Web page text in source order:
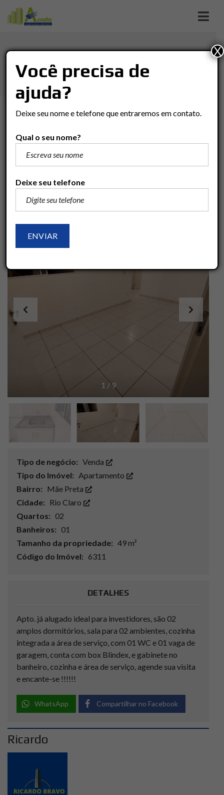
DOS PASSÁROS
Imóveis Apartamento
R$160.000
Adicionar para comparar
1 /9
Tipo de negócio: Venda
Tipo do Imóvel: Apartamento
Bairro: Mãe Preta
Cidade: Rio Claro
Quartos: 02
Banheiros: 01
Tamanho da propriedade: 49 m²
Código do Imóvel: 6311
DETALHES
Apto. já alugado ideal para investidores, são 02
amplos dormitórios, sala para 02 ambientes, cozinha
integrada a área de serviço, com 01 WC e 01 vaga de
garagem, conta com box Blindex, e gabinete no
banheiro, cozinha e área de serviço, agende sua visita
e encante-se !!!!!!
WhatsApp Compartilhar no Facebook
Ricardo
Você precisa de
ajuda?
Deixe seu nome e telefone que entraremos em contato.
Qual o seu nome?
Deixe seu telefone
X